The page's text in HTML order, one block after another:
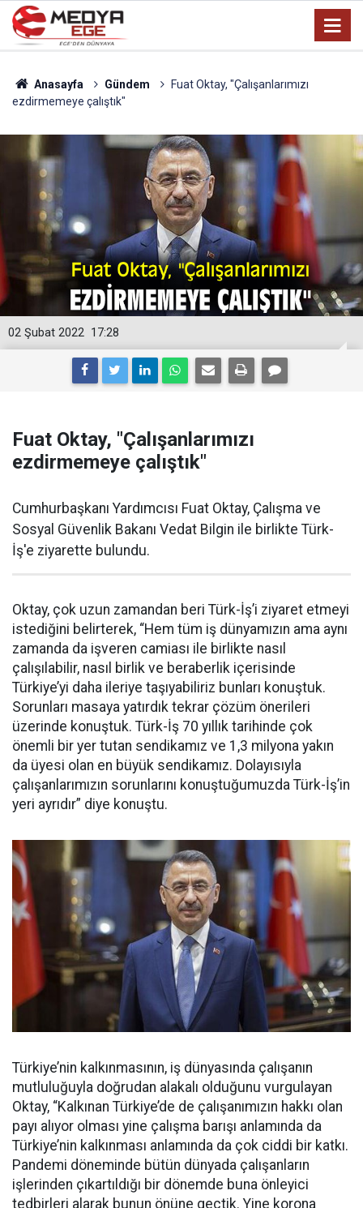
Anasayfa Gündem
Fuat Oktay, "Çalışanlarımızı
ezdirmemeye çalıştık"
17:28
02 Şubat 2022
Fuat Oktay, "Çalışanlarımızı
ezdirmemeye çalıştık"
Cumhurbaşkanı Yardımcısı Fuat Oktay, Çalışma ve
Sosyal Güvenlik Bakanı Vedat Bilgin ile birlikte Türk-
İş'e ziyarette bulundu.
Oktay, çok uzun zamandan beri Türk-İş’i ziyaret etmeyi
istediğini belirterek, “Hem tüm iş dünyamızın ama aynı
zamanda da işveren camiası ile birlikte nasıl
çalışılabilir, nasıl birlik ve beraberlik içerisinde
Türkiye’yi daha ileriye taşıyabiliriz bunları konuştuk.
Sorunları masaya yatırdık tekrar çözüm önerileri
üzerinde konuştuk. Türk-İş 70 yıllık tarihinde çok
önemli bir yer tutan sendikamız ve 1,3 milyona yakın
da üyesi olan en büyük sendikamız. Dolayısıyla
çalışanlarımızın sorunlarını konuştuğumuzda Türk-İş’in
yeri ayrıdır” diye konuştu.
Türkiye’nin kalkınmasının, iş dünyasında çalışanın
mutluluğuyla doğrudan alakalı olduğunu vurgulayan
Oktay, “Kalkınan Türkiye’de de çalışanımızın hakkı olan
payı alıyor olması yine çalışma barışı anlamında da
Türkiye’nin kalkınması anlamında da çok ciddi bir katkı.
Pandemi döneminde bütün dünyada çalışanların
işlerinden çıkartıldığı bir dönemde buna önleyici
tedbirleri alarak bunun önüne geçtik. Yine korona